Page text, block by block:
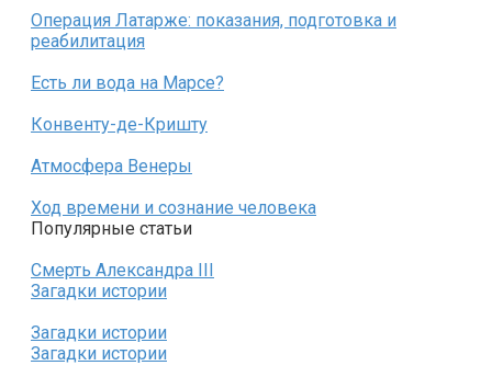
Операция Латарже: показания, подготовка и
реабилитация
Есть ли вода на Марсе?
Конвенту-де-Кришту
Атмосфера Венеры
Ход времени и сознание человека
Популярные статьи
Смерть Александра III
Загадки истории
Загадки истории
Загадки истории